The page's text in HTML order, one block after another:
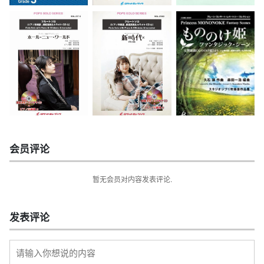
会员评论
暂无会员对内容发表评论.
发表评论